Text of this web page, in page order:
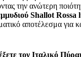
την ανώτερη
Shallot Rossa
αποτέλεσμα για
τον Ιταλικό